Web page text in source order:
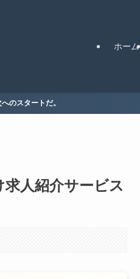
ホーム
のスタートだ。
求人紹介サービス